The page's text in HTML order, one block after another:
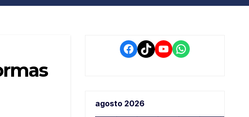
Facebook
TikTokYouTube
WhatsApp
agosto 2026